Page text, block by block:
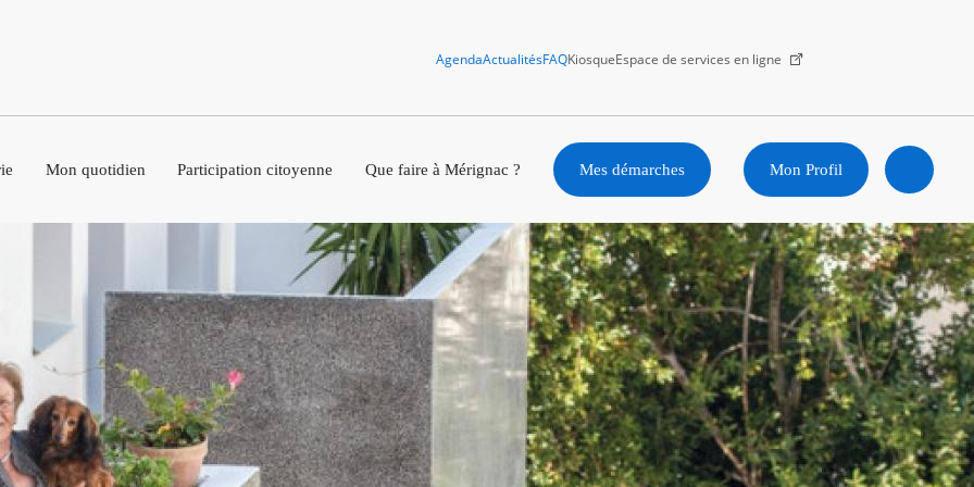
AgendaActualitésFAQKiosqueEspace de services en ligne
Mon quotidien Participation citoyenne Que faire à Mérignac ? Mes démarches Mon Profil
Ouvrir
la